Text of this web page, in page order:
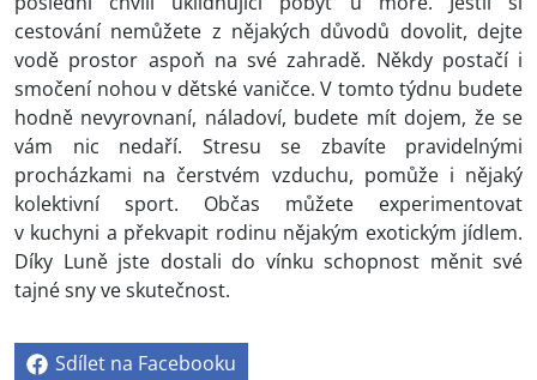
cestování nemůžete z nějakých důvodů dovolit, dejte
vodě prostor aspoň na své zahradě. Někdy postačí i
smočení nohou v dětské vaničce. V tomto týdnu budete
hodně nevyrovnaní, náladoví, budete mít dojem, že se
vám nic nedaří. Stresu se zbavíte pravidelnými
procházkami na čerstvém vzduchu, pomůže i nějaký
kolektivní sport. Občas můžete experimentovat
v kuchyni a překvapit rodinu nějakým exotickým jídlem.
Díky Luně jste dostali do vínku schopnost měnit své
tajné sny ve skutečnost.
Sdílet na Facebooku